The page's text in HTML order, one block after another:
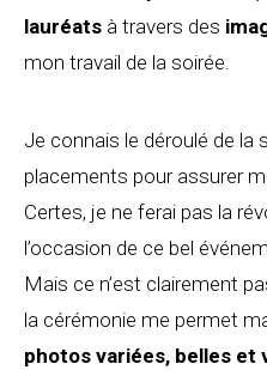
lauréats à travers des
mon travail de la soirée.
Je connais le déroulé de la
placements pour assurer
Certes, je ne ferai pas la
l’occasion de ce bel
Mais ce n’est clairement
la cérémonie me permet
photos variées, belles et